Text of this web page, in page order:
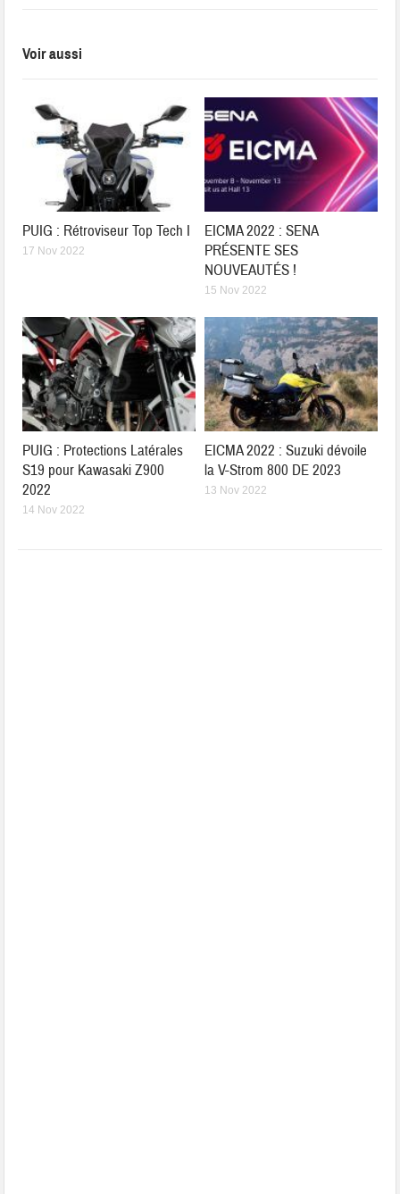
Voir aussi
PUIG : Rétroviseur Top Tech I
17 Nov 2022
EICMA 2022 : SENA
PRÉSENTE SES
NOUVEAUTÉS !
15 Nov 2022
PUIG : Protections Latérales
S19 pour Kawasaki Z900
2022
14 Nov 2022
EICMA 2022 : Suzuki dévoile
la V-Strom 800 DE 2023
13 Nov 2022